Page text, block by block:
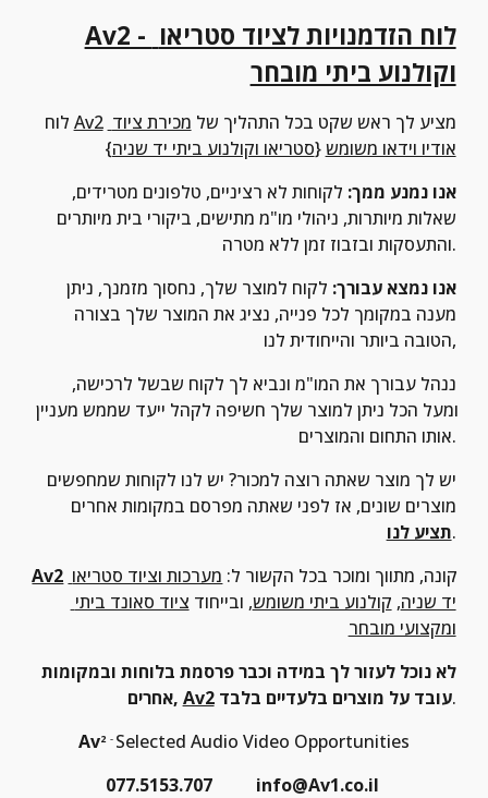
Av2 - לוח הזדמנויות לציוד סטריאו
וקולנוע ביתי מובחר
Av2 מציע לך ראש שקט בכל התהליך של
אודיו וידאו משומש {סטריאו וקולנוע ביתי יד שניה}
אנו נמנע ממך:
והתעסקות ובזבוז זמן ללא מטרה.
אנו נמצא עבורך:
הטובה ביותר והייחודית לנו,
ומעל הכל ניתן למוצר שלך חשיפה לקהל ייעד שממש מעניין
אותו התחום והמוצרים.
מוצרים שונים, אז לפני שאתה מפרסם במקומות אחרים
תציע לנו.
Av2
קונה, מתווך ומוכר בכל הקשור ל:
יד שניה, קולנוע ביתי משומש, ובייחוד
ומקצועי מובחר
אחרים, Av2 עובד על מוצרים בלעדיים בלבד.
Av2 - Selected Audio Video Opportunities
077.5153.707          info@Av1.co.il